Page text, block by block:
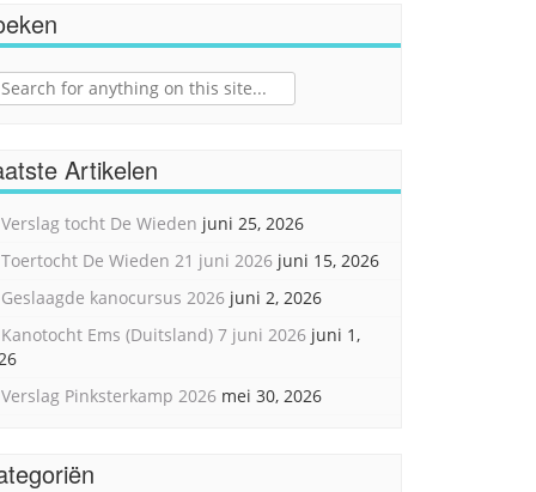
Artikelen
Verslag tocht De Wieden juni 25, 2026
Toertocht De Wieden 21 juni 2026 juni 15, 2026
Geslaagde kanocursus 2026 juni 2, 2026
Kanotocht Ems (Duitsland) 7 juni 2026 juni 1,
Verslag Pinksterkamp 2026 mei 30, 2026